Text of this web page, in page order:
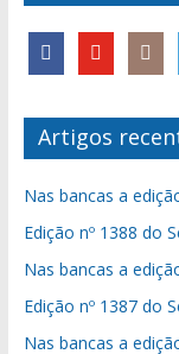
Artigos
Nas bancas a
Edição nº 1388 do
Nas bancas a
Edição nº 1387 do
Nas bancas a